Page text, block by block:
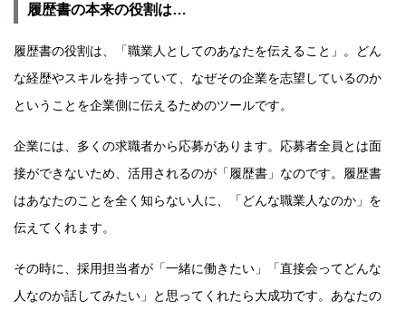
履歴書の本来の役割は…
履歴書の役割は、「職業人としてのあなたを伝えること」。どん
な経歴やスキルを持っていて、なぜその企業を志望しているのか
ということを企業側に伝えるためのツールです。
企業には、多くの求職者から応募があります。応募者全員とは面
接ができないため、活用されるのが「履歴書」なのです。履歴書
はあなたのことを全く知らない人に、「どんな職業人なのか」を
伝えてくれます。
その時に、採用担当者が「一緒に働きたい」「直接会ってどんな
人なのか話してみたい」と思ってくれたら大成功です。あなたの